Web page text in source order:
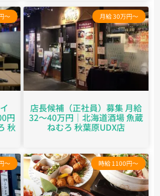
～
円
秋
月給 30万円～
店長候補（正社員）募集 月給
32～40万円｜北海道酒場 魚蔵
ねむろ 秋葉原UDX店
～ 時給 1100円～